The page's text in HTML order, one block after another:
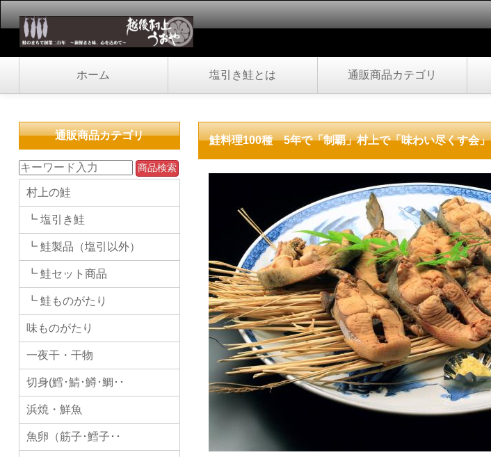
ホーム 塩引き鮭とは 通販商品カテゴリ
鮭料理100種 5年で「制覇」村上で「味わい尽くす会」
通販商品カテゴリ
村上の鮭
┗ 塩引き鮭
┗ 鮭製品（塩引以外）
┗ 鮭セット商品
┗ 鮭ものがたり
味ものがたり
一夜干・干物
切身(鱈･鯖･鱒･鯛･･
浜焼・鮮魚
魚卵（筋子･鱈子･･